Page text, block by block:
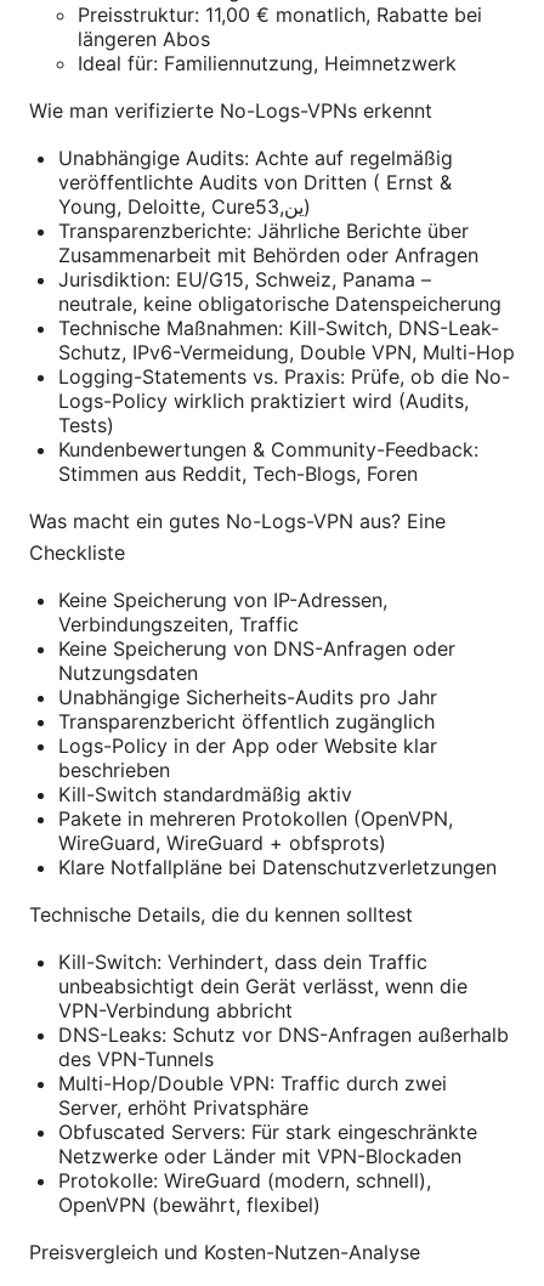
Preisstruktur: 11,00 € monatlich, Rabatte bei
längeren Abos
Ideal für: Familiennutzung, Heimnetzwerk
Wie man verifizierte No-Logs-VPNs erkennt
Unabhängige Audits: Achte auf regelmäßig
veröffentlichte Audits von Dritten ( Ernst &
Young, Deloitte, Cure53,ین)
Transparenzberichte: Jährliche Berichte über
Zusammenarbeit mit Behörden oder Anfragen
Jurisdiktion: EU/G15, Schweiz, Panama –
neutrale, keine obligatorische Datenspeicherung
Technische Maßnahmen: Kill-Switch, DNS-Leak-
Schutz, IPv6-Vermeidung, Double VPN, Multi-Hop
Logging-Statements vs. Praxis: Prüfe, ob die No-
Logs-Policy wirklich praktiziert wird (Audits,
Tests)
Kundenbewertungen & Community-Feedback:
Stimmen aus Reddit, Tech-Blogs, Foren
Was macht ein gutes No-Logs-VPN aus? Eine
Checkliste
Keine Speicherung von IP-Adressen,
Verbindungszeiten, Traffic
Keine Speicherung von DNS-Anfragen oder
Nutzungsdaten
Unabhängige Sicherheits-Audits pro Jahr
Transparenzbericht öffentlich zugänglich
Logs-Policy in der App oder Website klar
beschrieben
Kill-Switch standardmäßig aktiv
Pakete in mehreren Protokollen (OpenVPN,
WireGuard, WireGuard + obfsprots)
Klare Notfallpläne bei Datenschutzverletzungen
Technische Details, die du kennen solltest
Kill-Switch: Verhindert, dass dein Traffic
unbeabsichtigt dein Gerät verlässt, wenn die
VPN-Verbindung abbricht
DNS-Leaks: Schutz vor DNS-Anfragen außerhalb
des VPN-Tunnels
Multi-Hop/Double VPN: Traffic durch zwei
Server, erhöht Privatsphäre
Obfuscated Servers: Für stark eingeschränkte
Netzwerke oder Länder mit VPN-Blockaden
Protokolle: WireGuard (modern, schnell),
OpenVPN (bewährt, flexibel)
Preisvergleich und Kosten-Nutzen-Analyse